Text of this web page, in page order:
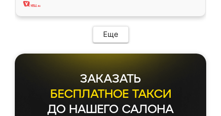
Еще
ЗАКАЗАТЬ
БЕСПЛАТНОЕ ТАКСИ
ДО НАШЕГО САЛОНА